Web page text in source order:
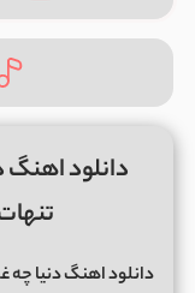
دانلود اهنگ
دانلود اهنگ دنیا چه